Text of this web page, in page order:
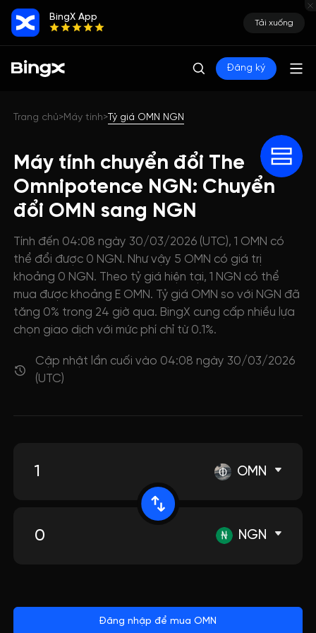
BingX App
Tải xuống
Đăng ký
Trang chủ>Máy tính>Tỷ giá OMN NGN
Máy tính chuyển đổi The
Omnipotence NGN: Chuyển
đổi OMN sang NGN
Tính đến 04:08 ngày 30/03/2026 (UTC), 1 OMN có
thể đổi được 0 NGN. Như vậy 5 OMN có giá trị
khoảng 0 NGN. Theo tỷ giá hiện tại, 1 NGN có thể
mua được khoảng E OMN. Tỷ giá OMN so với NGN đã
tăng 0% trong 24 giờ qua. BingX cung cấp nhiều lựa
chọn giao dịch với mức phí chỉ từ 0.1%.
Cập nhật lần cuối vào 04:08 ngày 30/03/2026
(UTC)
OMN
NGN
Đăng nhập để mua OMN